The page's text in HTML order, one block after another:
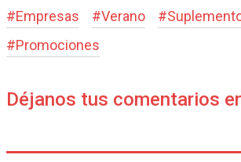
#Empresas #Verano #
#Promociones
Déjanos tus comentarios